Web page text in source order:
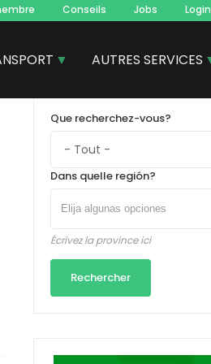
Conseils Jobs Login
AUTRES SERVICES
Que recherchez-vous?
Dans quelle región?
Écrivez la province ici